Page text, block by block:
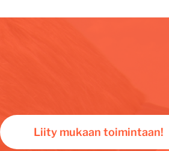
Liity mukaan toimintaan!